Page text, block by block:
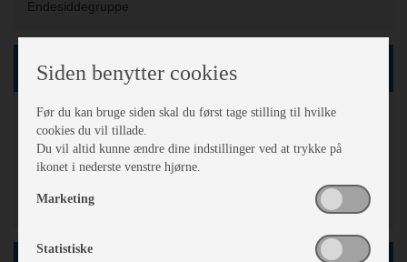
Endesiddegruppe
Karrosseri, Chassis & Magasiner
Støddæmpere
Stabilisator
Alufælge
Glasfibertag- og vognsider
Siden benytter cookies
Før du kan bruge siden skal du først tage stilling til hvilke
cookies du vil tillade.
Du vil altid kunne ændre dine indstillinger ved at trykke på
ikonet i nederste venstre hjørne.
Marketing
Statistiske